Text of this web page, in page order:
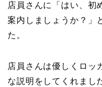
店員さんに「はい、
案内しましょうか？」
た。
店員さんは優しくロッ
な説明をしてくれまし